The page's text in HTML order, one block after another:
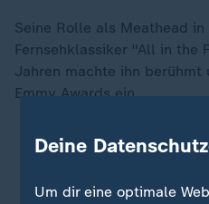
Seine Rolle als Meathead in
Fernsehklassiker "All in the
Jahren machte ihn berühmt
Emmy Awards ein.
Deutsche Jugendserie
Deine
Um dir eine optimale